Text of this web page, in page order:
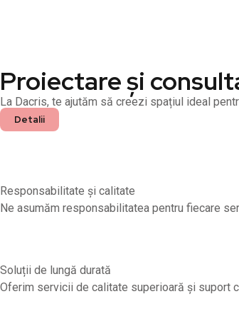
Proiectare și
La Dacris, te ajutăm să creezi spațiul ideal
Detalii
Responsabilitate și calitate
Ne asumăm responsabilitatea pentru fiecare
Soluții de lungă durată
Oferim servicii de calitate superioară și suport